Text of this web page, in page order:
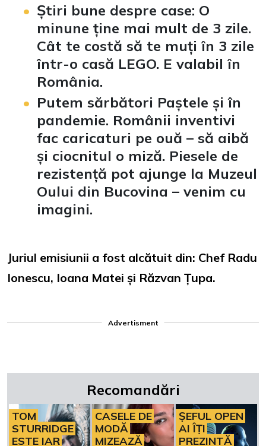
Știri bune despre case: O
minune ține mai mult de 3 zile.
Cât te costă să te muți în 3 zile
într-o casă LEGO. E valabil în
România.
Putem sărbători Paștele și în
pandemie. Românii inventivi
fac caricaturi pe ouă – să aibă
și ciocnitul o miză. Piesele de
rezistență pot ajunge la Muzeul
Oului din Bucovina – venim cu
imagini.
Juriul emisiunii a fost alcătuit din: Chef Radu
Ionescu, Ioana Matei și Răzvan Țupa.
Advertisment
Recomandări
TOM
STURRIDGE
ESTE IAR
CASELE DE
MODĂ
MIZEAZĂ
ȘEFUL OPEN
AI ÎȚI
PREZINTĂ